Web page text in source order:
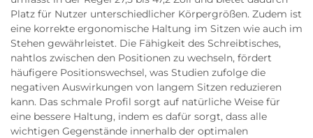
Platz für Nutzer unterschiedlicher Körpergrößen. Zudem ist
eine korrekte ergonomische Haltung im Sitzen wie auch im
Stehen gewährleistet. Die Fähigkeit des Schreibtisches,
nahtlos zwischen den Positionen zu wechseln, fördert
häufigere Positionswechsel, was Studien zufolge die
negativen Auswirkungen von langem Sitzen reduzieren
kann. Das schmale Profil sorgt auf natürliche Weise für
eine bessere Haltung, indem es dafür sorgt, dass alle
wichtigen Gegenstände innerhalb der optimalen